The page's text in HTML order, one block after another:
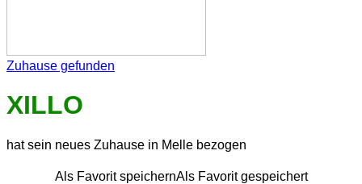
Zuhause gefunden
XILLO
hat sein neues Zuhause in Melle bezogen
Als Favorit speichernAls Favorit gespeichert